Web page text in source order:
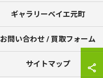
ギャラリーベイエ元町
お問い合わせ / 買取フォーム
サイトマップ